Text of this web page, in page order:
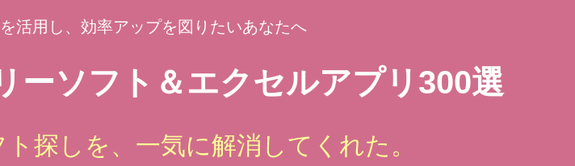
活用し、効率アップを図りたいあなたへ
ーソフト＆エクセルアプリ300選
探しを、一気に解消してくれた。